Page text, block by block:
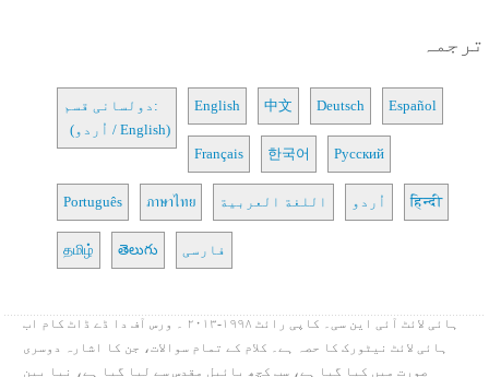
ترجمہ
دولسانی قسم:
(اُردو / English)
English 中文 Deutsch Español
Français 한국어 Русский
Português ภาษาไทย اللغة العربية اُردو हिन्दी
தமிழ் తెలుగు فارسی
ہائی لائٹ آئی این سی۔ کاپی رائٹ ۱۹۹۸-۲۰۱۳ ۔ ورس آف دا ڈے ڈاٹ کام اب
ہائی لائٹ نیٹورک کا حصہ ہے۔ کلام کے تمام سوالات، جن کا اشارہ دوسری
صورت میں کیا گیا ہے، سب کچھ بائبل مقدس سے لیا گیا ہے، نیا بین